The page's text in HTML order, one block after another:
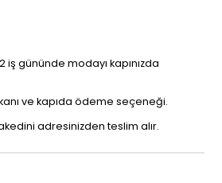
iş gününde modayı kapınızda
ve kapıda ödeme seçeneği.
adresinizden teslim alır.